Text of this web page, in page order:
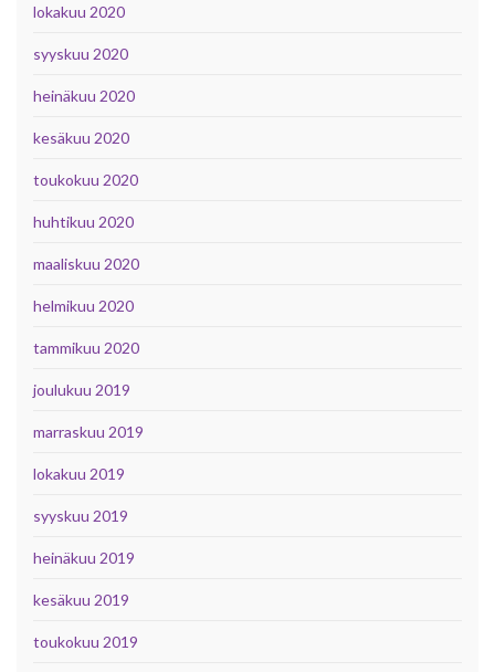
lokakuu 2020
syyskuu 2020
heinäkuu 2020
kesäkuu 2020
toukokuu 2020
huhtikuu 2020
maaliskuu 2020
helmikuu 2020
tammikuu 2020
joulukuu 2019
marraskuu 2019
lokakuu 2019
syyskuu 2019
heinäkuu 2019
kesäkuu 2019
toukokuu 2019